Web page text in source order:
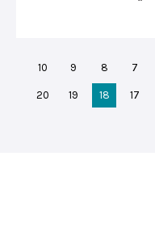
7
8
9
10
17
18
19
20